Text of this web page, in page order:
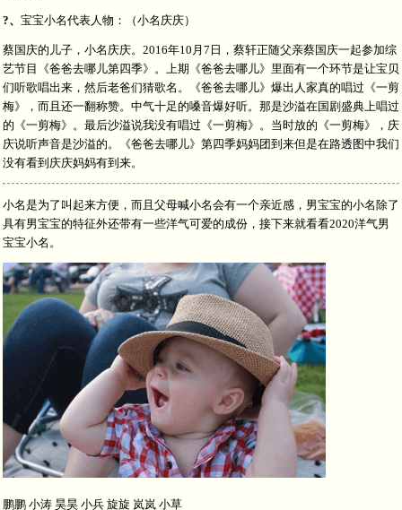
?、 宝宝小名代表人物：（小名庆庆）
蔡国庆的儿子，小名庆庆。2016年10月7日，蔡轩正随父亲蔡国庆一起参加综
艺节目《爸爸去哪儿第四季》。上期《爸爸去哪儿》里面有一个环节是让宝贝
们听歌唱出来，然后老爸们猜歌名。《爸爸去哪儿》爆出人家真的唱过《一剪
梅》，而且还一翻称赞。中气十足的嗓音爆好听。那是沙溢在国剧盛典上唱过
的《一剪梅》。最后沙溢说我没有唱过《一剪梅》。当时放的《一剪梅》，庆
庆说听声音是沙溢的。《爸爸去哪儿》第四季妈妈团到来但是在路透图中我们
没有看到庆庆妈妈有到来。
小名是为了叫起来方便，而且父母喊小名会有一个亲近感，男宝宝的小名除了
具有男宝宝的特征外还带有一些洋气可爱的成份，接下来就看看2020洋气男
宝宝小名。
鹏鹏 小涛 昊昊 小兵 旋旋 岚岚 小草